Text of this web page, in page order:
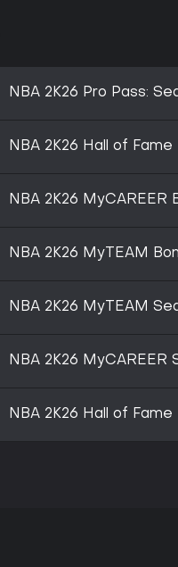
NBA 2K26 Pro Pass:
NBA 2K26 Hall of Fame
NBA 2K26 MyCAREER
NBA 2K26 MyTEAM
NBA 2K26 MyTEAM
NBA 2K26
NBA 2K26 Hall of